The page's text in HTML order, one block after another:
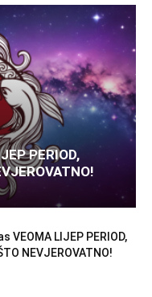
PERIOD,
VEOMA LIJEP PERIOD,
NEVJEROVATNO!